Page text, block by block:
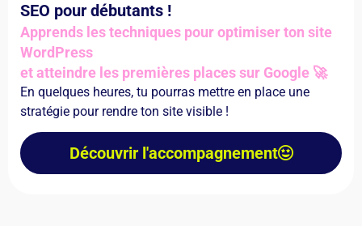
SEO pour débutants !
Apprends les techniques pour optimiser ton site
WordPress
et atteindre les premières places sur Google 🚀
En quelques heures, tu pourras mettre en place une
stratégie pour rendre ton site visible !
Découvrir l'accompagnement